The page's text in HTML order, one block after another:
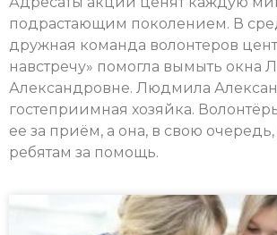
подрастающим поколением. В
дружная команда волонтеров
навстречу» помогла вымыть окна
Александровне. Людмила
гостеприимная хозяйка.
ее за приём, а она, в свою
ребятам за помощь.